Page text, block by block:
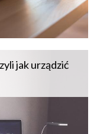
jak urządzić